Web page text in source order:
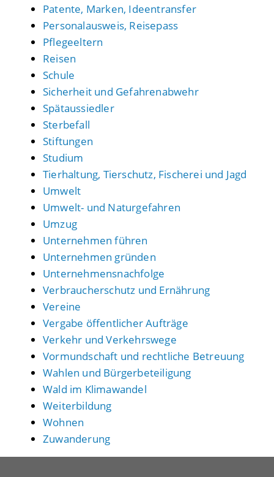
Patente, Marken, Ideentransfer
Personalausweis, Reisepass
Pflegeeltern
Reisen
Schule
Sicherheit und Gefahrenabwehr
Spätaussiedler
Sterbefall
Stiftungen
Studium
Tierhaltung, Tierschutz, Fischerei und Jagd
Umwelt
Umwelt- und Naturgefahren
Umzug
Unternehmen führen
Unternehmen gründen
Unternehmensnachfolge
Verbraucherschutz und Ernährung
Vereine
Vergabe öffentlicher Aufträge
Verkehr und Verkehrswege
Vormundschaft und rechtliche Betreuung
Wahlen und Bürgerbeteiligung
Wald im Klimawandel
Weiterbildung
Wohnen
Zuwanderung